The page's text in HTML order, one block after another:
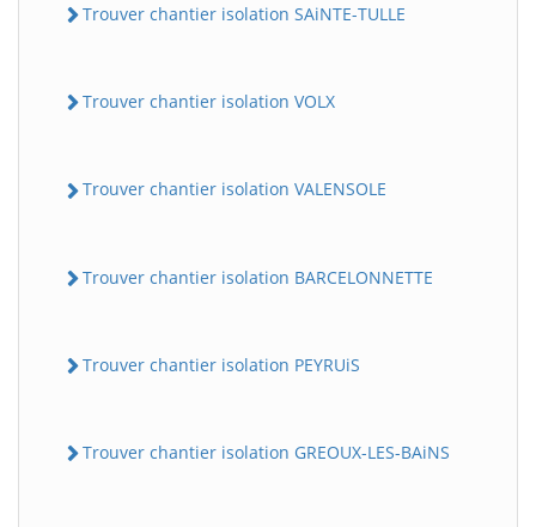
Trouver chantier isolation SAiNTE-TULLE
Trouver chantier isolation VOLX
Trouver chantier isolation VALENSOLE
Trouver chantier isolation BARCELONNETTE
Trouver chantier isolation PEYRUiS
Trouver chantier isolation GREOUX-LES-BAiNS